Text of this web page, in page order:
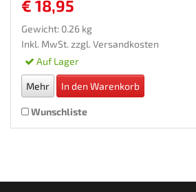
€ 18,95
Gewicht: 0.26 kg
Inkl. MwSt. zzgl. Versandkosten
Auf Lager
Mehr In den Warenkorb
Wunschliste